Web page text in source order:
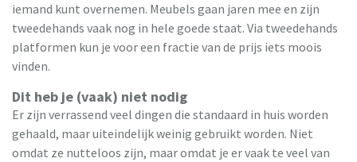
iemand kunt overnemen. Meubels gaan jaren mee en zijn
tweedehands vaak nog in hele goede staat. Via tweedehands
platformen kun je voor een fractie van de prijs iets moois
vinden.
Dit heb je (vaak) niet nodig
Er zijn verrassend veel dingen die standaard in huis worden
gehaald, maar uiteindelijk weinig gebruikt worden. Niet
omdat ze nutteloos zijn, maar omdat je er vaak te veel van